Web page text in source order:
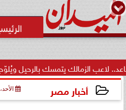
يتمسك بالرحيل ويُلوّح باللجوء...
أخبار مصر الأحد، 14 يونيو 2026